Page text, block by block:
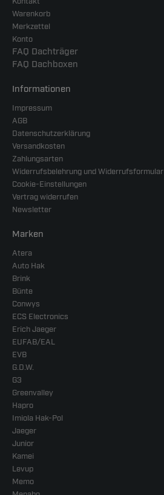
Warenkorb
Merkzettel
Konto
FAQ Dachträger
FAQ Dachboxen
Informationen
Impressum
AGB
Datenschutzerklärung
Versandkosten
Zahlungsarten
Widerrufsbelehrung und Widerrufsformular
Cookie-Einstellungen
Vertrag widerrufen
Newsletter
Marken
Atera
Auto Hak
Brink
Bünte
Conwys
ECS Electronics
Erich Jaeger
EUFAB/EAL
EVB
G.D.W.
G3
Greenvalley
Hapro
Imiola Hak-Pol
Jaeger
Junior
Kamei
Levup
Memo